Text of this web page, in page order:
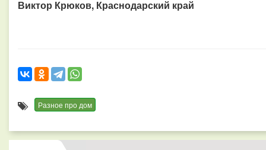
Виктор Крюков, Краснодарский край
Разное про дом